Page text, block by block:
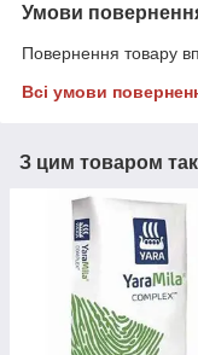
Умови
Повернення товару
Всі умови
З цим товаром